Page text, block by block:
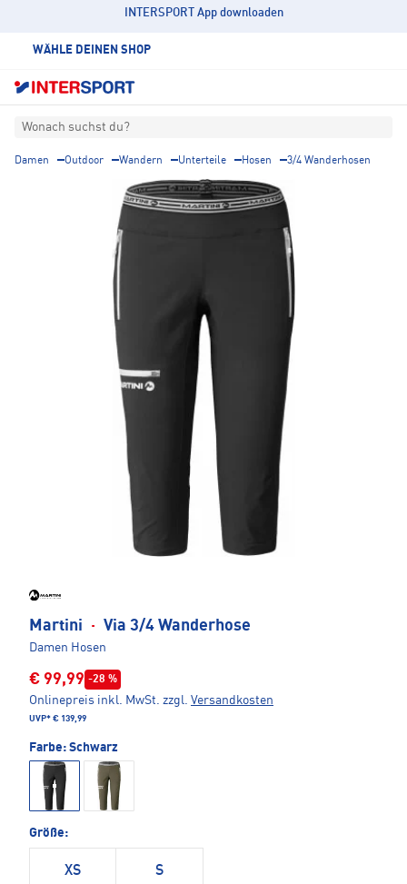
INTERSPORT App downloaden
WÄHLE DEINEN SHOP
Wonach suchst du?
Damen Outdoor Wandern Unterteile Hosen 3/4 Wanderhosen
Martini · Via 3/4 Wanderhose
Damen Hosen
€ 99,99 -28 %
Onlinepreis inkl. MwSt. zzgl. Versandkosten
UVP* € 139,99
Farbe: Schwarz
Größe:
XS S